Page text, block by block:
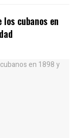
los cubanos en